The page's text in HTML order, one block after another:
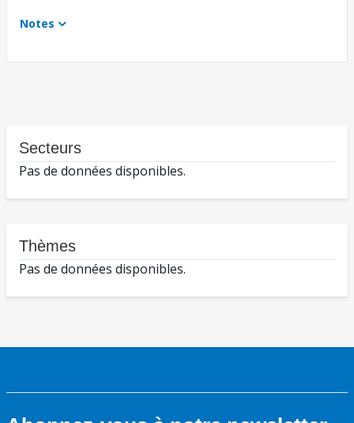
Notes
Secteurs
Pas de données disponibles.
Thèmes
Pas de données disponibles.